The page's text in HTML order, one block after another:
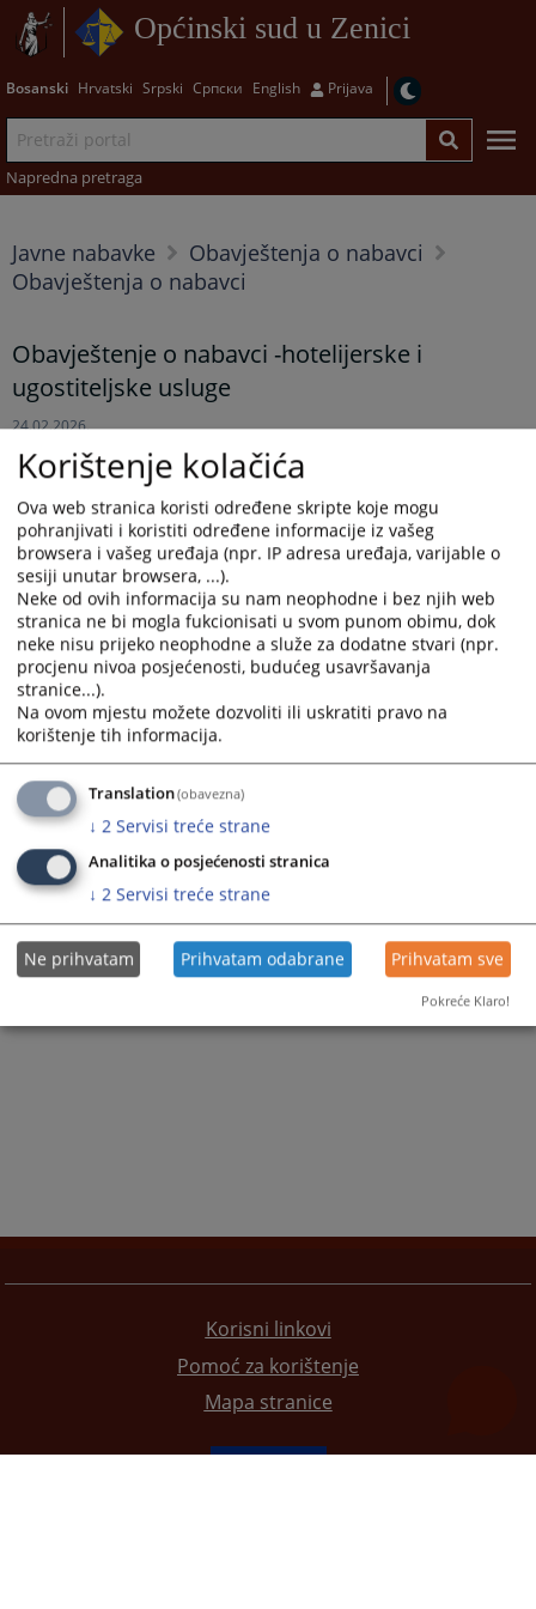
Općinski sud u Zenici
Bosanski Hrvatski Srpski Српски English Prijava
Napredna pretraga
Javne nabavke
Obavještenja o nabavci
Obavještenja o nabavci
Obavještenje o nabavci -hotelijerske i
ugostiteljske usluge
24.02.2026.
Obavještenje o nabavci -hotelijerske i ugostiteljske usluge, broj:
484-9-2-1-22-98/26 od 18.02.2026. godine u prilogu...
Prikazana vijest je na: Bosanski jezik
Prateći dokumenti
7c3ad4c9-4342-4875-a607-7f7999707205
173
Korisni linkovi
Pomoć za korištenje
Mapa stranice
Korištenje kolačića
Ova web stranica koristi određene skripte koje mogu
pohranjivati i koristiti određene informacije iz vašeg
browsera i vašeg uređaja (npr. IP adresa uređaja, varijable o
sesiji unutar browsera, ...).
Neke od ovih informacija su nam neophodne i bez njih web
stranica ne bi mogla fukcionisati u svom punom obimu, dok
neke nisu prijeko neophodne a služe za dodatne stvari (npr.
procjenu nivoa posjećenosti, budućeg usavršavanja
stranice...).
Na ovom mjestu možete dozvoliti ili uskratiti pravo na
korištenje tih informacija.
Translation(obavezna)
↓ 2 Servisi treće strane
Analitika o posjećenosti stranica
↓ 2 Servisi treće strane
Ne prihvatam Prihvatam odabrane Prihvatam sve
Pokreće Klaro!